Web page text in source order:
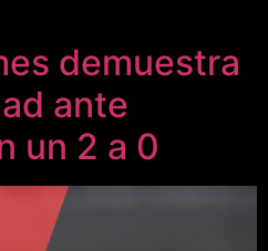
demuestra
ante
un 2 a 0